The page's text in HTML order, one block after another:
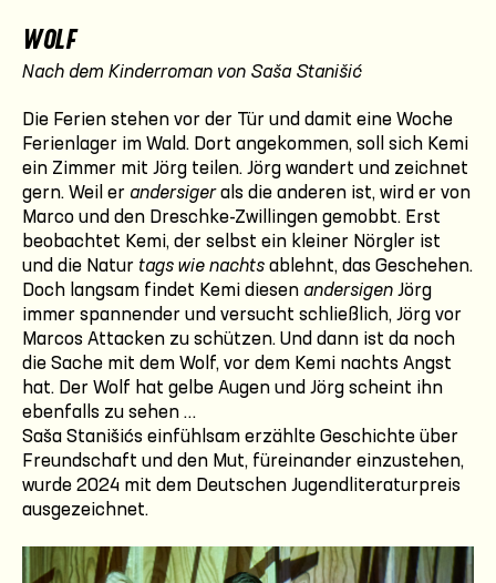
WOLF
Nach dem Kinderroman von Saša Stanišić
Die Ferien stehen vor der Tür und damit eine Woche
Ferienlager im Wald. Dort angekommen, soll sich Kemi
ein Zimmer mit Jörg teilen. Jörg wandert und zeichnet
gern. Weil er andersigerals die anderen ist, wird er von
Marco und den Dreschke-Zwillingen gemobbt. Erst
beobachtet Kemi, der selbst ein kleiner Nörgler ist
und die Natur tags wie nachts ablehnt, das Geschehen.
Doch langsam findet Kemi diesen andersigen Jörg
immer spannender und versucht schließlich, Jörg vor
Marcos Attacken zu schützen. Und dann ist da noch
die Sache mit dem Wolf, vor dem Kemi nachts Angst
hat. Der Wolf hat gelbe Augen und Jörg scheint ihn
ebenfalls zu sehen …
Saša Stanišićs einfühlsam erzählte Geschichte über
Freundschaft und den Mut, füreinander einzustehen,
wurde 2024 mit dem Deutschen Jugendliteraturpreis
ausgezeichnet.